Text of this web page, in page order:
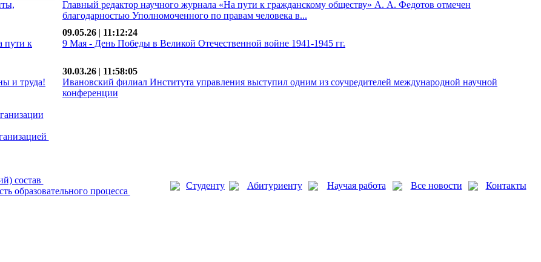
Главный редактор научного журнала «На пути к гражданскому обществу» А. А. Федотов отмечен
благодарностью Уполномоченного по правам человека в...
пути к
09.05.26 | 11:12:24
9 Мая - День Победы в Великой Отечественной войне 1941-1945 гг.
и труда!
30.03.26 | 11:58:05
Ивановский филиал Института управления выступил одним из соучредителей международной научной
конференции
состав
образовательного процесса
Студенту Абитуриенту Научая работа Все новости Контакты